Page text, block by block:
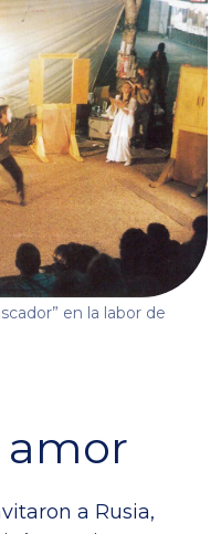
en la labor de
amor
a Rusia,